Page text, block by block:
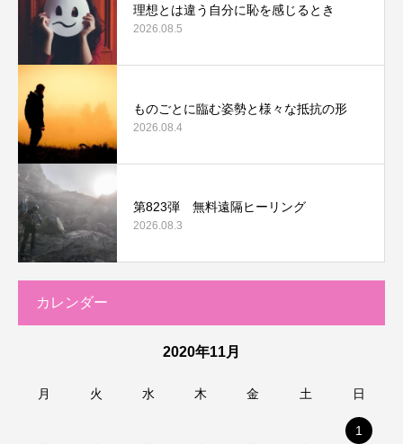
理想とは違う自分に恥を感じるとき
2026.08.5
ものごとに臨む姿勢と様々な抵抗の形
2026.08.4
第823弾 無料遠隔ヒーリング
2026.08.3
カレンダー
2020年11月
月 火 水 木 金 土 日
1